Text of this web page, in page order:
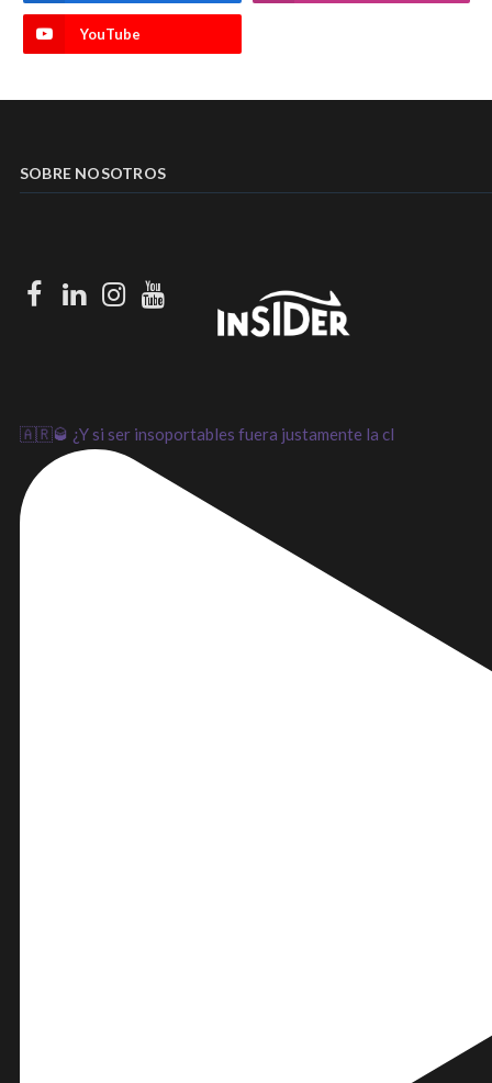
YouTube
SOBRE NOSOTROS
Facebook
LinkedIn
Instagram
Youtube
🇦🇷🥃 ¿Y si ser insoportables fuera justamente la cl